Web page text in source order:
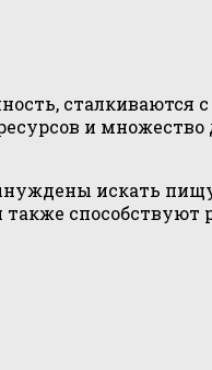
сталкиваются
и множество
искать
способствуют